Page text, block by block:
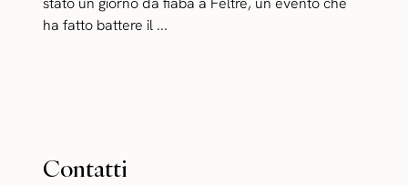
ha fatto battere il ...
Contatti